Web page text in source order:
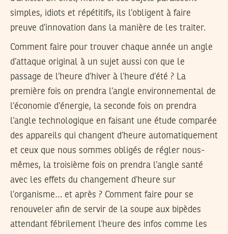
simples, idiots et répétitifs, ils l’obligent à faire
preuve d’innovation dans la manière de les traiter.
Comment faire pour trouver chaque année un angle
d’attaque original à un sujet aussi con que le
passage de l’heure d’hiver à l’heure d’été ? La
première fois on prendra l’angle environnemental de
l’économie d’énergie, la seconde fois on prendra
l’angle technologique en faisant une étude comparée
des appareils qui changent d’heure automatiquement
et ceux que nous sommes obligés de régler nous-
mêmes, la troisième fois on prendra l’angle santé
avec les effets du changement d’heure sur
l’organisme… et après ? Comment faire pour se
renouveler afin de servir de la soupe aux bipèdes
attendant fébrilement l’heure des infos comme les